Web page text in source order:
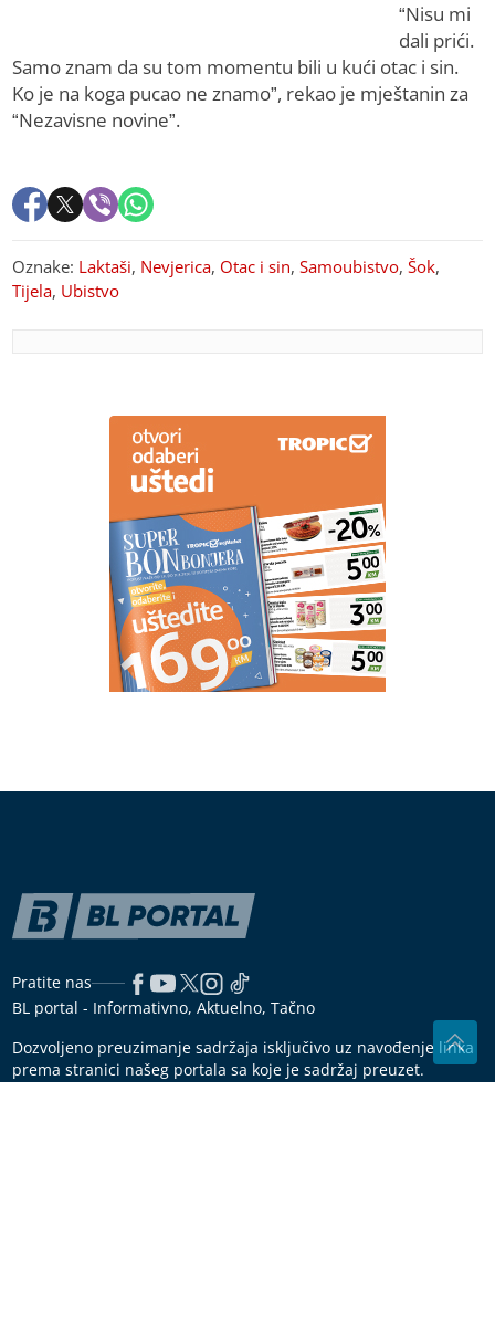
“Nisu mi
dali prići.
Samo znam da su tom momentu bili u kući otac i sin.
Ko je na koga pucao ne znamo”, rekao je mještanin za
“Nezavisne novine”.
Oznake: Laktaši, Nevjerica, Otac i sin,Samoubistvo,Šok,
Tijela, Ubistvo
(VIDEO,FOTO)"Zajedno možemo da gradimo jaču i
bolju Srpsku" Stanivuković na liturgiji povodom
slave grada Bijeljina, a ZAPLESAO I KOLO